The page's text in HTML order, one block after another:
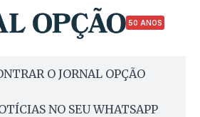
50 ANOS
O JORNAL OPÇÃO
NO SEU WHATSAPP